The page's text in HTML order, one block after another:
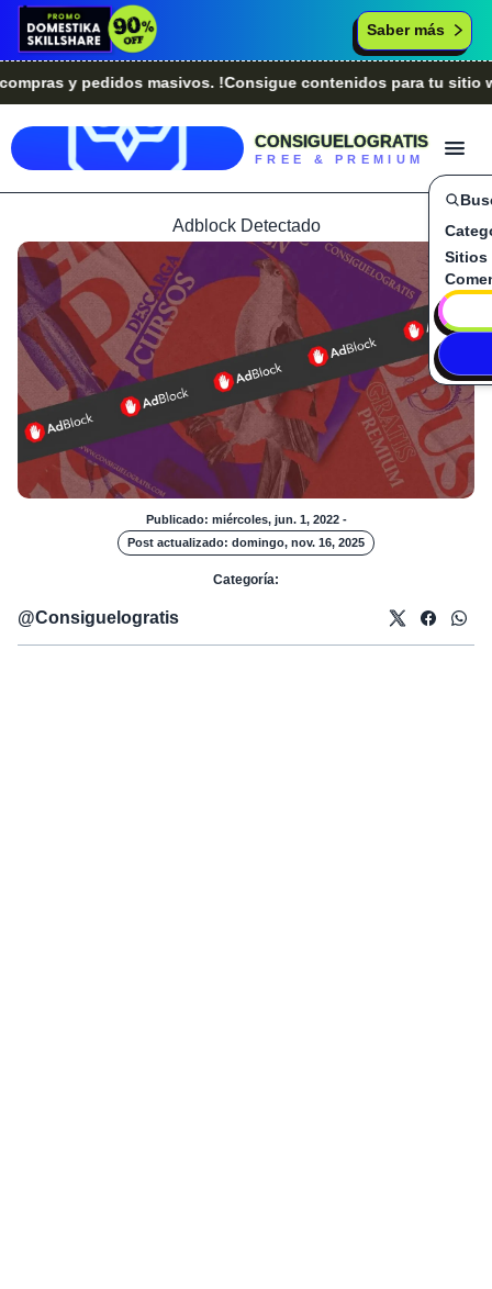
Saber más
y pedidos masivos. !Consigue contenidos para tu sitio
CONSIGUELOGRATIS
FREE & PREMIUM
Sitios
Adblock Detectado
Publicado: miércoles, jun. 1, 2022 -
Post actualizado: domingo, nov. 16, 2025
Categoría:
@Consiguelogratis